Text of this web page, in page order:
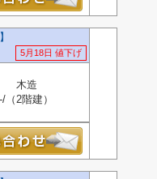
5月18日 値下げ
木造
-/（2階建）